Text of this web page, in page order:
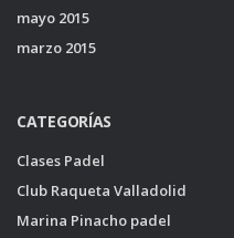
mayo 2015
marzo 2015
CATEGORÍAS
Clases Padel
Club Raqueta Valladolid
Marina Pinacho padel